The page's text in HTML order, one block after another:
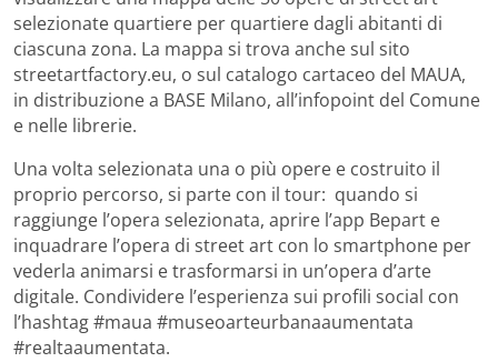
selezionate quartiere per quartiere dagli abitanti di
ciascuna zona. La mappa si trova anche sul sito
streetartfactory.eu, o sul catalogo cartaceo del MAUA,
in distribuzione a BASE Milano, all’infopoint del Comune
e nelle librerie.
Una volta selezionata una o più opere e costruito il
proprio percorso, si parte con il tour: quando si
raggiunge l’opera selezionata, aprire l’app Bepart e
inquadrare l’opera di street art con lo smartphone per
vederla animarsi e trasformarsi in un’opera d’arte
digitale. Condividere l’esperienza sui profili social con
l’hashtag #maua #museoarteurbanaaumentata
#realtaaumentata.